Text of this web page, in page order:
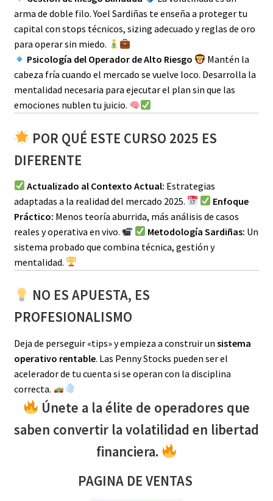
arma de doble filo. Yoel Sardiñas te enseña a proteger tu
capital con stops técnicos, sizing adecuado y reglas de oro
para operar sin miedo.
Psicología del Operador de Alto Riesgo
Mantén la
cabeza fría cuando el mercado se vuelve loco. Desarrolla la
mentalidad necesaria para ejecutar el plan sin que las
emociones nublen tu juicio.
POR QUÉ ESTE CURSO 2025 ES
DIFERENTE
Actualizado al Contexto Actual: Estrategias
adaptadas a la realidad del mercado 2025.
Enfoque
Práctico: Menos teoría aburrida, más análisis de casos
reales y operativa en vivo.
Metodología Sardiñas: Un
sistema probado que combina técnica, gestión y
mentalidad.
NO ES APUESTA, ES
PROFESIONALISMO
Deja de perseguir «tips» y empieza a construir un sistema
operativo rentable. Las Penny Stocks pueden ser el
acelerador de tu cuenta si se operan con la disciplina
correcta.
Únete a la élite de operadores que
saben convertir la volatilidad en libertad
financiera.
PAGINA DE VENTAS